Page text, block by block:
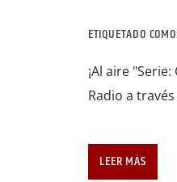
ETIQUETADO
¡Al aire
Radio a
LEER MÁS